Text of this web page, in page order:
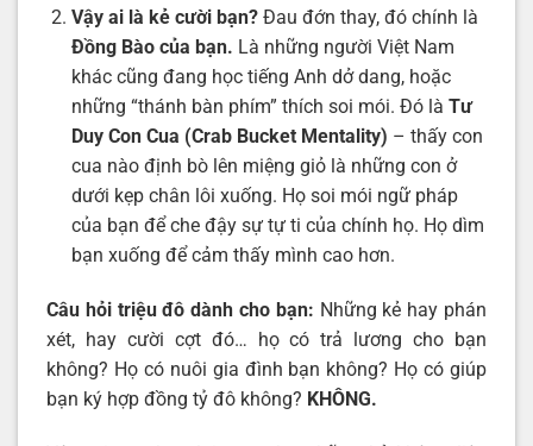
Vậy ai là kẻ cười bạn?Đau đớn thay, đó chính là
Đồng Bào của bạn. Là những người Việt Nam
khác cũng đang học tiếng Anh dở dang, hoặc
những “thánh bàn phím” thích soi mói. Đó là Tư
Duy Con Cua (Crab Bucket Mentality) – thấy con
cua nào định bò lên miệng giỏ là những con ở
dưới kẹp chân lôi xuống. Họ soi mói ngữ pháp
của bạn để che đậy sự tự ti của chính họ. Họ dìm
bạn xuống để cảm thấy mình cao hơn.
Câu hỏi triệu đô dành cho bạn: Những kẻ hay phán
xét, hay cười cợt đó… họ có trả lương cho bạn
không? Họ có nuôi gia đình bạn không? Họ có giúp
bạn ký hợp đồng tỷ đô không? KHÔNG.